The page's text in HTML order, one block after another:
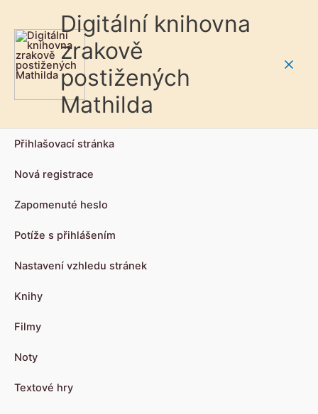
Digitální knihovna
zrakově
postižených
Mathilda
Přihlašovací stránka
Nová registrace
Zapomenuté heslo
Potíže s přihlášením
Nastavení vzhledu stránek
Knihy
Filmy
Noty
Textové hry